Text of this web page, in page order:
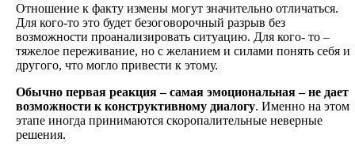
Отношение к факту измены могут значительно отличаться.
Для кого-то это будет безоговорочный разрыв без
возможности проанализировать ситуацию. Для кого- то –
тяжелое переживание, но с желанием и силами понять себя и
другого, что могло привести к этому.
Обычно первая реакция – самая эмоциональная – не дает
возможности к конструктивному диалогу. Именно на этом
этапе иногда принимаются скоропалительные неверные
решения.